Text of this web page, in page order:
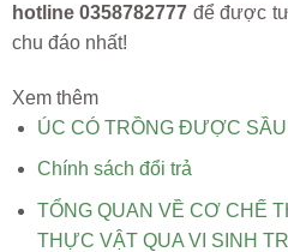
hotline 0358782777 để được
chu đáo nhất!
Xem thêm
ÚC CÓ TRỒNG ĐƯỢC
Chính sách đổi trả
TỔNG QUAN VỀ CƠ CHẾ
THỰC VẬT QUA VI SINH